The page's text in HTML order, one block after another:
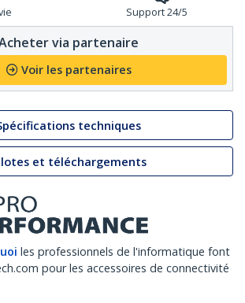
Support 24/5
via partenaire
Voir les partenaires
techniques
et téléchargements
les professionnels de l'informatique font
pour les accessoires de connectivité